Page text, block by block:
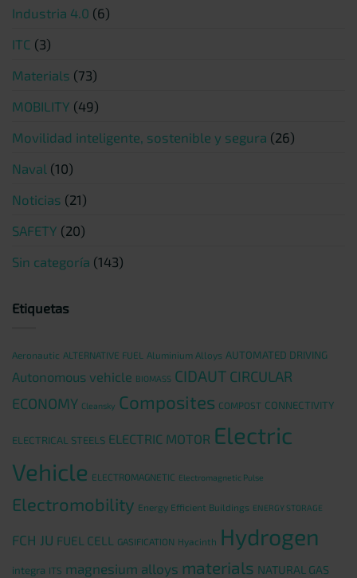
Industria 4.0 (6)
ITC (3)
Materials (73)
MOBILITY (49)
Movilidad inteligente, sostenible y segura (26)
Naval (10)
Noticias (21)
SAFETY (20)
Sin categoría (143)
Etiquetas
Aeronautic ALTERNATIVE FUEL Aluminium Alloys AUTOMATED DRIVING
Autonomous vehicle BIOMASS CIDAUT CIRCULAR
ECONOMY Cleansky Composites COMPOST CONNECTIVITY
ELECTRICAL STEELS ELECTRIC MOTOR Electric
Vehicle ELECTROMAGNETIC Electromagnetic Pulse
Electromobility Energy Efficient Buildings ENERGY STORAGE
FCH JU FUEL CELL GASIFICATION Hyacinth Hydrogen
integra ITS magnesium alloys materials NATURAL GAS